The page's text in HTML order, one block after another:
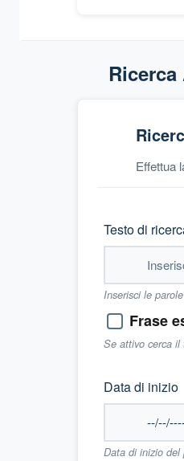
Ricerca
Effettua
Testo di
Inserisci le
Frase
Se attivo cerca il
Data di inizio
Data di inizio del